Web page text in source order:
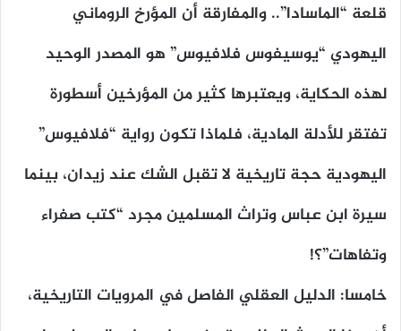
قلعة “الماسادا”.. والمفارقة أن المؤرخ الروماني
اليهودي “يوسيفوس فلافيوس” هو المصدر الوحيد
لهذه الحكاية، ويعتبرها كثير من المؤرخين أسطورة
تفتقر للأدلة المادية، فلماذا تكون رواية “فلافيوس”
اليهودية حجة تاريخية لا تقبل الشك عند زيدان، بينما
سيرة ابن عباس وتراث المسلمين مجرد “كتب صفراء
وتفاهات”؟!
خامسا: الدليل العقلي الفاصل في المرويات التاريخية،